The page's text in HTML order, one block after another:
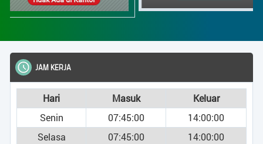
JAM KERJA
Hari Masuk
Keluar
Senin
07:45:00
14:00:00
Selasa
07:45:00
14:00:00